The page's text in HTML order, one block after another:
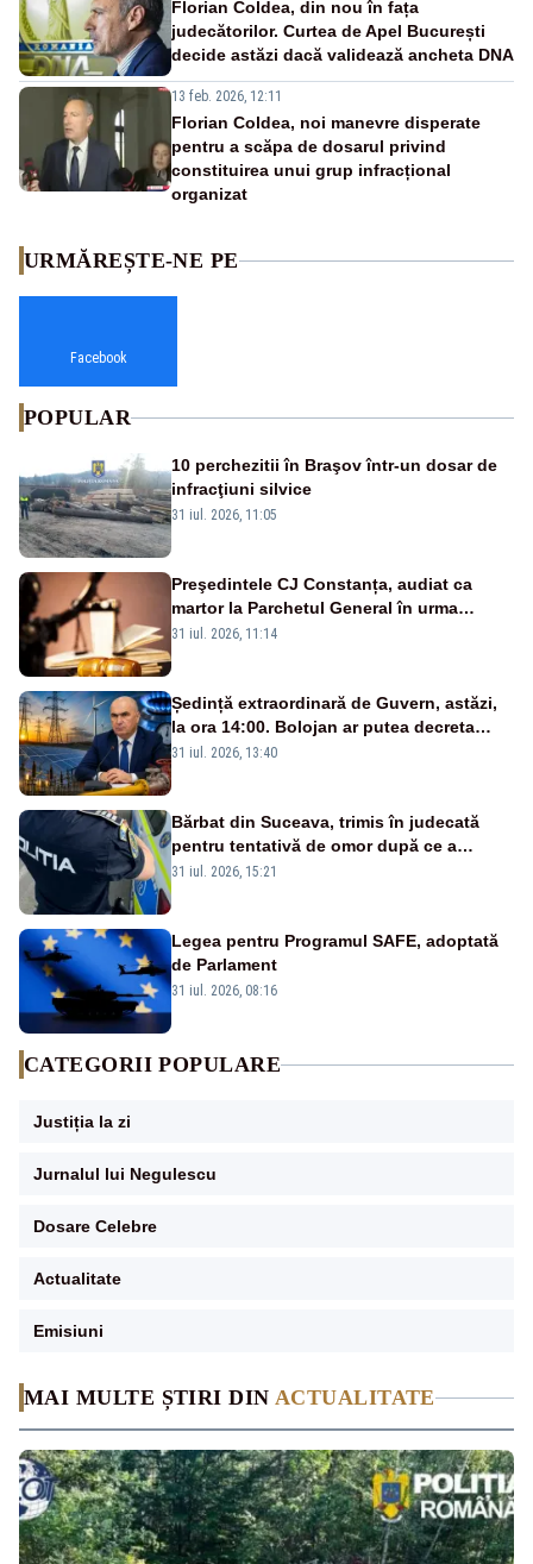
Florian Coldea, din nou în fața
judecătorilor. Curtea de Apel București
decide astăzi dacă validează ancheta DNA
13 feb. 2026, 12:11
Florian Coldea, noi manevre disperate
pentru a scăpa de dosarul privind
constituirea unui grup infracțional
organizat
MAI MULTE ȘTIRI DIN ACTUALITATE
URMĂREȘTE-NE PE
Facebook
POPULAR
10 perchezitii în Braşov într-un dosar de
infracţiuni silvice
31 iul. 2026, 11:05
Preşedintele CJ Constanța, audiat ca
martor la Parchetul General în urma
percheziţiei la firma unde este acţionar
31 iul. 2026, 11:14
Ședință extraordinară de Guvern, astăzi,
la ora 14:00. Bolojan ar putea decreta
stare de urgență energetică
31 iul. 2026, 13:40
Bărbat din Suceava, trimis în judecată
pentru tentativă de omor după ce a
înjunghiat un tânăr în urma unui conflict
31 iul. 2026, 15:21
Legea pentru Programul SAFE, adoptată
de Parlament
31 iul. 2026, 08:16
CATEGORII POPULARE
Justiția la zi
Jurnalul lui Negulescu
Dosare Celebre
Actualitate
Emisiuni